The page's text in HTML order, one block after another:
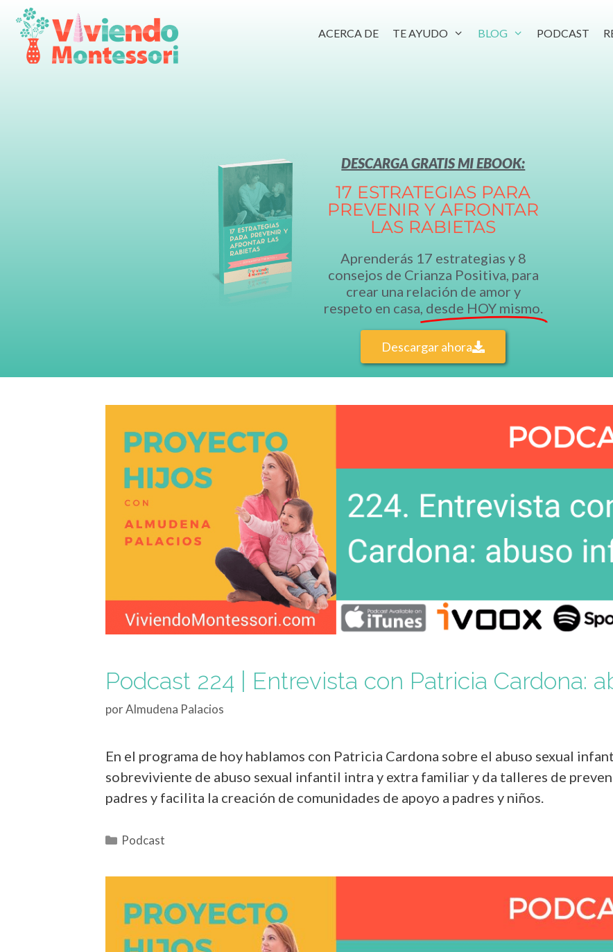
ACERCA DE TE AYUDO BLOG PODCAST
DESCARGA GRATIS MI EBOOK:
17 ESTRATEGIAS PARA
PREVENIR Y AFRONTAR
LAS RABIETAS
Aprenderás 17 estrategias y 8
consejos de Crianza Positiva, para
crear una relación de amor y
respeto en casa, desde HOY mismo.
Descargar ahora
Podcast 224 | Entrevista con Patricia Cardona:
porAlmudena Palacios
En el programa de hoy hablamos con Patricia Cardona sobre el abuso sexual
sobreviviente de abuso sexual infantil intra y extra familiar y da talleres de
padres y facilita la creación de comunidades de apoyo a padres y niños.
Podcast